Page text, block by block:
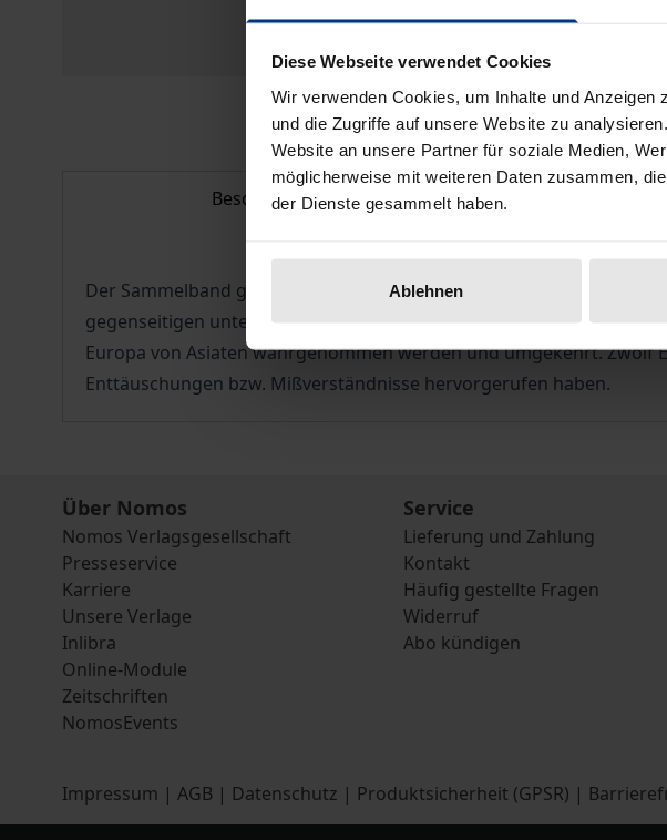
Diese Webseite verwendet Cookies
Wir verwenden Cookies, um Inhalte und
und die Zugriffe auf unsere Website zu
Website an unsere Partner für soziale Medien,
möglicherweise mit weiteren Daten zusammen,
der Dienste gesammelt haben.
Ablehnen
Hinweise zu
Beschreibung
Der Sammelband geht der Frage nach, ob und inwiefern es einen
gegenseitigen unterschiedlichen Erwartungen gibt. Es soll
Europa von Asiaten wahrgenommen werden und umgekehrt. Zwölf
Enttäuschungen bzw. Mißverständnisse hervorgerufen haben.
Über Nomos
Nomos Verlagsgesellschaft
Presseservice
Karriere
Unsere Verlage
Inlibra
Online-Module
Zeitschriften
NomosEvents
Service
Lieferung und Zahlung
Kontakt
Häufig gestellte Fragen
Widerruf
Abo kündigen
Impressum | AGB | Datenschutz | Produktsicherheit (GPSR) |